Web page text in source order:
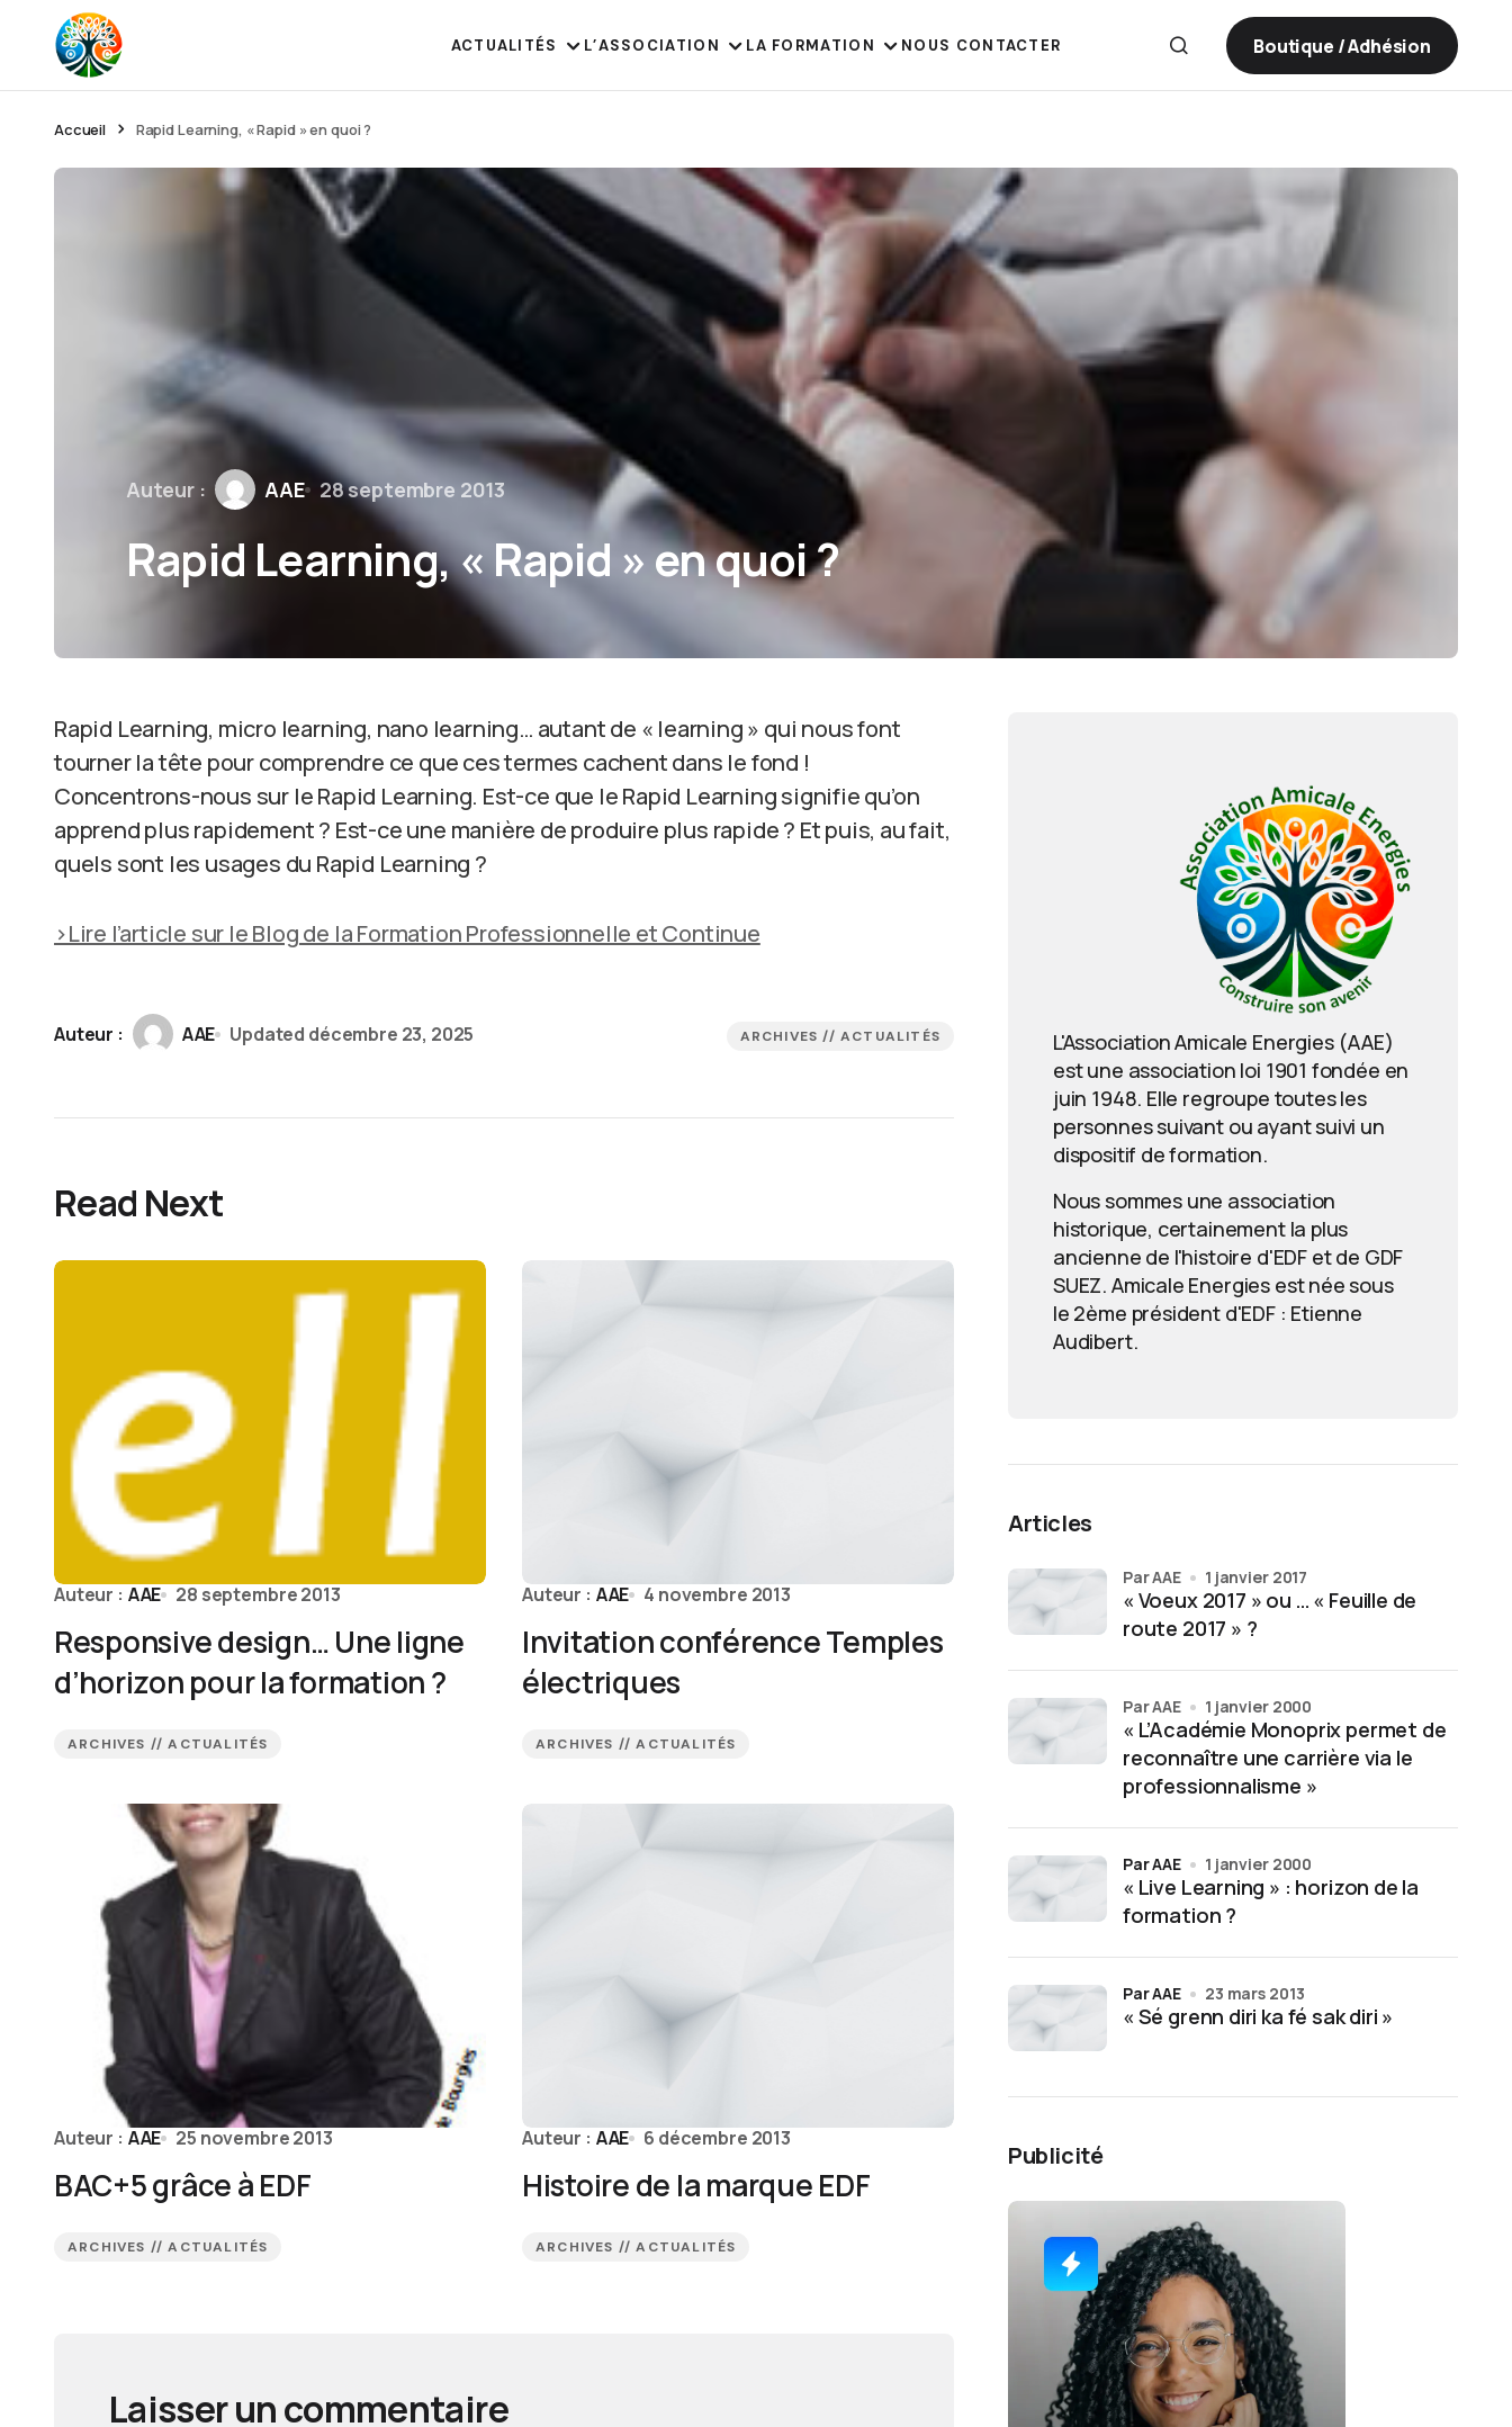
ACTUALITÉS L’ASSOCIATION LA FORMATION NOUS CONTACTER Boutique / Adhésion
Accueil Rapid Learning, « Rapid » en quoi ?
Auteur : AAE 28 septembre 2013
Rapid Learning, « Rapid » en quoi ?
Rapid Learning, micro learning, nano learning… autant de « learning » qui nous font
tourner la tête pour comprendre ce que ces termes cachent dans le fond !
Concentrons-nous sur le Rapid Learning. Est-ce que le Rapid Learning signifie qu’on
apprend plus rapidement ? Est-ce une manière de produire plus rapide ? Et puis, au fait,
quels sont les usages du Rapid Learning ?
>Lire l’article sur le Blog de la Formation Professionnelle et Continue
Auteur : AAE Updated décembre 23, 2025 ARCHIVES // ACTUALITÉS
Read Next
Auteur : AAE 28 septembre 2013
Responsive design… Une ligne
d’horizon pour la formation ?
ARCHIVES // ACTUALITÉS
Auteur : AAE 4 novembre 2013
Invitation conférence Temples
électriques
ARCHIVES // ACTUALITÉS
Auteur : AAE 25 novembre 2013
BAC+5 grâce à EDF
ARCHIVES // ACTUALITÉS
Auteur : AAE 6 décembre 2013
Histoire de la marque EDF
ARCHIVES // ACTUALITÉS
Laisser un commentaire
L'Association Amicale Energies (AAE)
est une association loi 1901 fondée en
juin 1948. Elle regroupe toutes les
personnes suivant ou ayant suivi un
dispositif de formation.
Nous sommes une association
historique, certainement la plus
ancienne de l'histoire d'EDF et de GDF
SUEZ. Amicale Energies est née sous
le 2ème président d'EDF : Etienne
Audibert.
Articles
« Voeux 2017 » ou … « Feuille de
route 2017 » ?
par AAE 1 janvier 2017
« L’Académie Monoprix permet de
reconnaître une carrière via le
professionnalisme »
par AAE 1 janvier 2000
« Live Learning » : horizon de la
formation ?
par AAE 1 janvier 2000
« Sé grenn diri ka fé sak diri »
par AAE 23 mars 2013
Publicité